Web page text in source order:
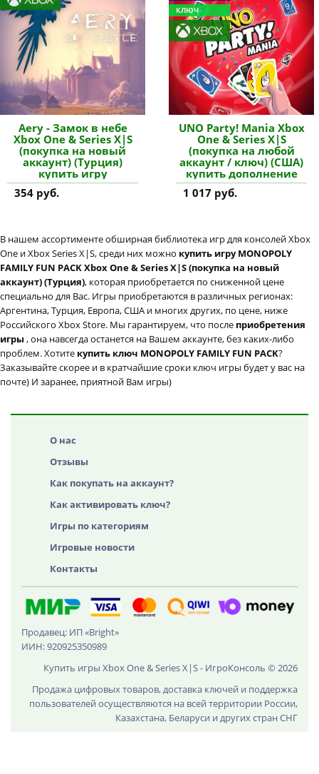
Aery - Замок в небе
Xbox One & Series X|S
(покупка на новый
аккаунт) (Турция)
купить игру
354 руб.
КЛЮЧ
UNO Party! Mania Xbox
One & Series X|S
(покупка на любой
аккаунт / ключ) (США)
купить дополнение
1 017 руб.
В нашем ассортименте обширная библиотека игр для консолей Xbox
One и Xbox Series X|S, среди них можно купить игру MONOPOLY
FAMILY FUN PACK Xbox One & Series X|S (покупка на новый
аккаунт) (Турция), которая приобретается по сниженной цене
специально для Вас. Игры приобретаются в различных регионах:
Аргентина, Турция, Европа, США и многих других, по цене, ниже
Российского Xbox Store. Мы гарантируем, что после приобретения
игры , она навсегда останется на Вашем аккаунте, без каких-либо
проблем. Хотите купить ключ MONOPOLY FAMILY FUN PACK?
Заказывайте скорее и в кратчайшие сроки ключ игры будет у вас на
почте) И заранее, приятной Вам игры)
О нас
Отзывы
Как покупать на аккаунт?
Как активировать ключ?
Игры по категориям
Игровые новости
Контакты
Продавец: ИП «Bright»
ИИН: 920925350989
Купить игры Xbox One & Series X|S - ИгроКонсоль © 2026
Продажа цифровых товаров, доставка ключей и поддержка
пользователей осуществляются на всей территории России,
Казахстана, Беларуси и других стран СНГ